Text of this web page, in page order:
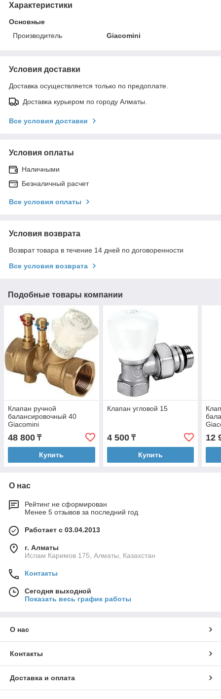
Характеристики
Основные
Производитель
Giacomini
Условия доставки
Доставка осуществляется только по предоплате.
Доставка курьером по городу Алматы.
Все условия доставки
Условия оплаты
Наличными
Безналичный расчет
Все условия оплаты
Условия возврата
Возврат товара в течение 14 дней по договоренности
Все условия возврата
Подобные товары компании
Клапан ручной
балансировочный 40
Giacomini
48 800 ₸
Купить
Клапан угловой 15
4 500₸
Купить
12
О нас
Рейтинг не сформирован
Менее 5 отзывов за последний год
Работает с 03.04.2013
г. Алматы
Ислам Каримов 175, Алматы, Казахстан
Контакты
Сегодня выходной
Показать весь график работы
О нас
Контакты
Доставка и оплата